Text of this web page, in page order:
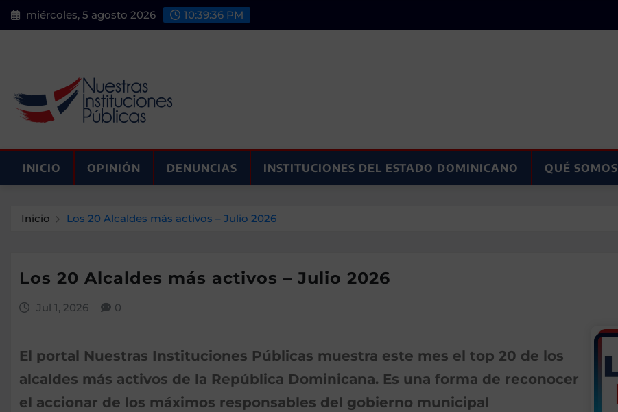
Saltar
al
miércoles, 5 agosto 2026 10:39:37 PM
INICIO OPINIÓN DENUNCIAS INSTITUCIONES DEL ESTADO DOMINICANO QUÉ SOMOS
Inicio Los 20 Alcaldes más activos – Julio 2026
Los 20 Alcaldes más activos – Julio 2026
Jul 1, 2026 0
El portal Nuestras Instituciones Públicas muestra este mes el top 20 de los
alcaldes más activos de la República Dominicana. Es una forma de reconocer
el accionar de los máximos responsables del gobierno municipal